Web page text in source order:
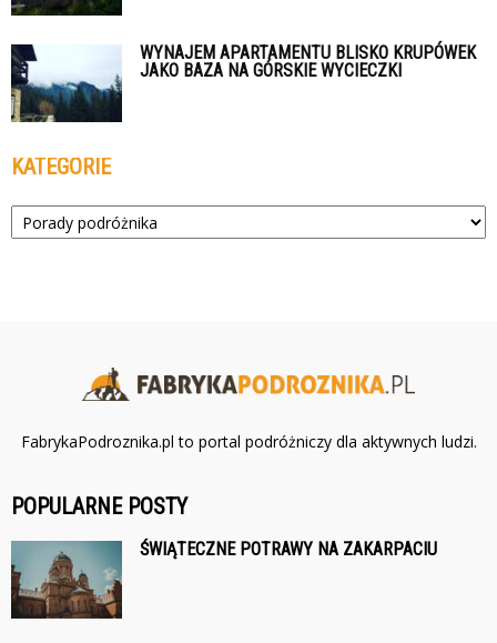
WYNAJEM APARTAMENTU BLISKO KRUPÓWEK
JAKO BAZA NA GÓRSKIE WYCIECZKI
KATEGORIE
Kategorie
FabrykaPodroznika.pl to portal podróżniczy dla aktywnych ludzi.
POPULARNE POSTY
ŚWIĄTECZNE POTRAWY NA ZAKARPACIU